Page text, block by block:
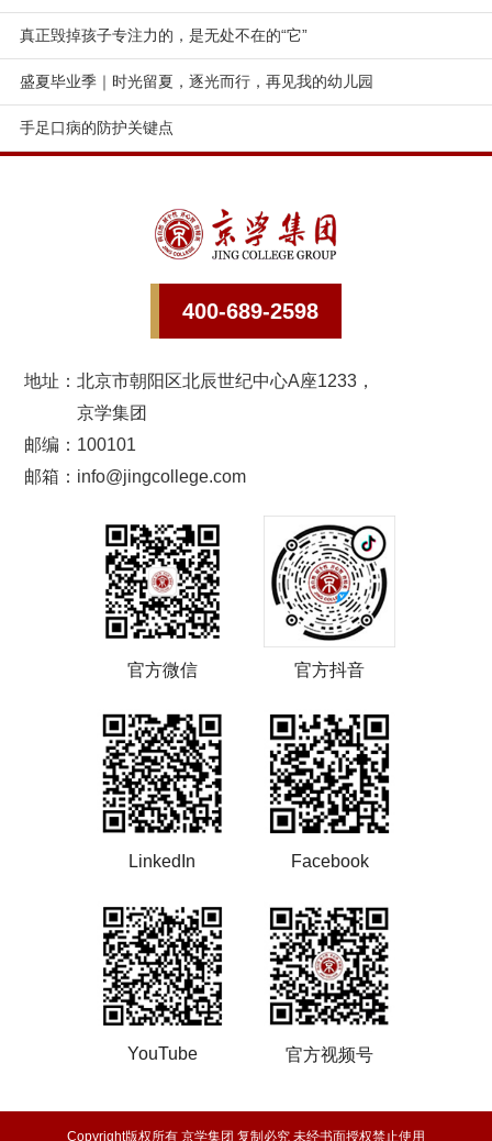
真正毁掉孩子专注力的，是无处不在的“它”
盛夏毕业季｜时光留夏，逐光而行，再见我的幼儿园
手足口病的防护关键点
400-689-2598
地址： 北京市朝阳区北辰世纪中心A座1233，
京学集团
邮编：100101
邮箱：info@jingcollege.com
官方微信 官方抖音
LinkedIn Facebook
YouTube 官方视频号
Copyright版权所有 京学集团 复制必究 未经书面授权禁止使用